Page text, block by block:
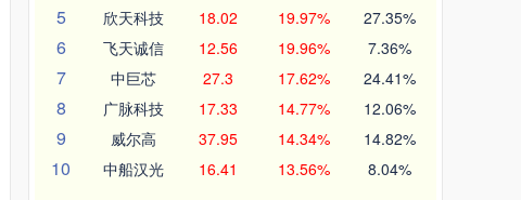
5 欣天科技 18.02 19.97% 27.35%
6 飞天诚信 12.56 19.96% 7.36%
7 中巨芯 27.3 17.62% 24.41%
8 广脉科技 17.33 14.77% 12.06%
9 威尔高 37.95 14.34% 14.82%
10 中船汉光 16.41 13.56% 8.04%